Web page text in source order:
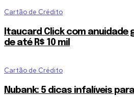
Cartão de Crédito
Itaucard Click com
de até R$ 10 mil
Cartão de Crédito
Nubank: 5 dicas infalíveis